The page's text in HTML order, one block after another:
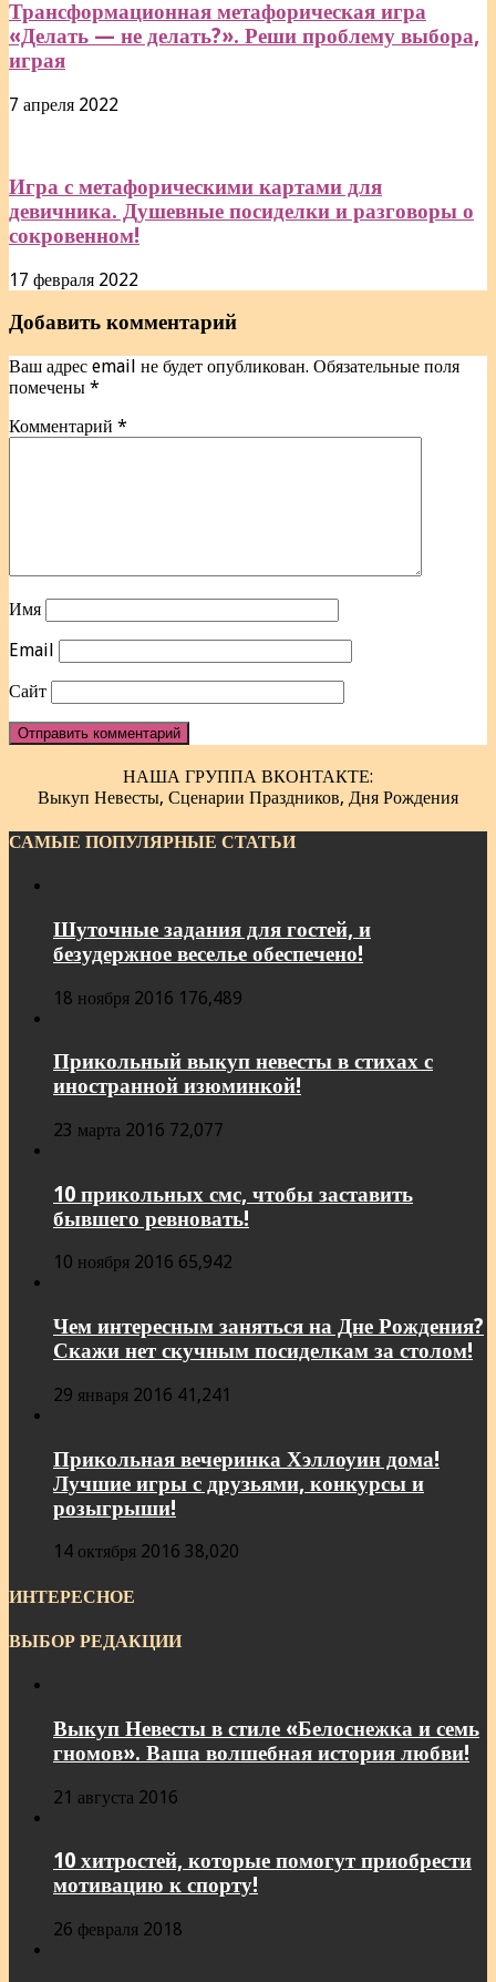
Трансформационная метафорическая игра
«Делать — не делать?». Реши проблему выбора,
играя
7 апреля 2022
Игра с метафорическими картами для
девичника. Душевные посиделки и разговоры о
сокровенном!
17 февраля 2022
Добавить комментарий
Ваш адрес email не будет опубликован. Обязательные поля
помечены *
Комментарий *
Имя
Email
Сайт
НАША ГРУППА ВКОНТАКТЕ:
Выкуп Невесты, Сценарии Праздников, Дня Рождения
САМЫЕ ПОПУЛЯРНЫЕ СТАТЬИ
Шуточные задания для гостей, и
безудержное веселье обеспечено!
18 ноября 2016 176,489
Прикольный выкуп невесты в стихах с
иностранной изюминкой!
23 марта 2016 72,077
10 прикольных смс, чтобы заставить
бывшего ревновать!
10 ноября 2016 65,942
Чем интересным заняться на Дне Рождения?
Скажи нет скучным посиделкам за столом!
29 января 2016 41,241
Прикольная вечеринка Хэллоуин дома!
Лучшие игры с друзьями, конкурсы и
розыгрыши!
14 октября 2016 38,020
ИНТЕРЕСНОЕ
ВЫБОР РЕДАКЦИИ
Выкуп Невесты в стиле «Белоснежка и семь
гномов». Ваша волшебная история любви!
21 августа 2016
10 хитростей, которые помогут приобрести
мотивацию к спорту!
26 февраля 2018